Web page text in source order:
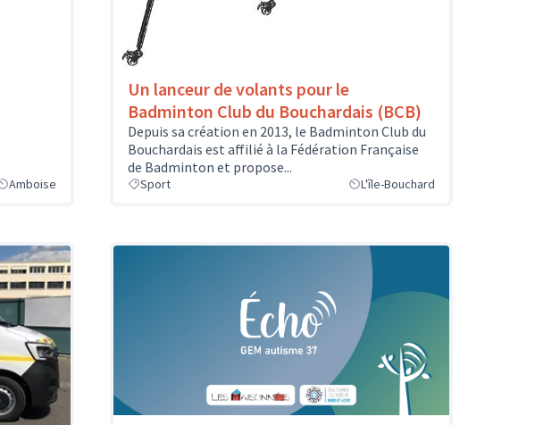
Amboise
Un lanceur de volants pour le
Badminton Club du Bouchardais (BCB)
Depuis sa création en 2013, le Badminton Club du
Bouchardais est affilié à la Fédération Française
de Badminton et propose...
Sport L'île-Bouchard